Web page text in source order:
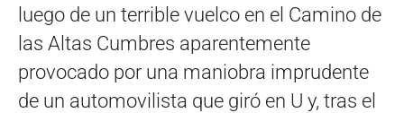
luego de un terrible vuelco en el Camino de
las Altas Cumbres aparentemente
provocado por una maniobra imprudente
de un automovilista que giró en U y, tras el